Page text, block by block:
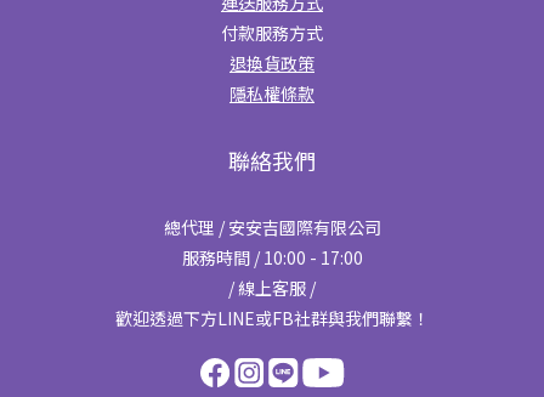
付款服務方式
退換貨政策
隱私權條款
聯絡我們
總代理 / 安安吉國際有限公司
服務時間 / 10:00 - 17:00
/ 線上客服 /
歡迎透過下方LINE或FB社群與我們聯繫！